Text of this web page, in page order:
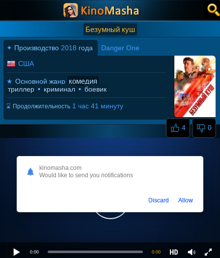
Безумный куш
✦ Производство 2018 года Danger One
4 0
США
★ Основной жанр комедия
триллер • криминал • боевик
⌛ Продолжительность 1 час 41 минуту
0:00 0:00
kinomasha.com
Would like to send you notifications
Discard Allow